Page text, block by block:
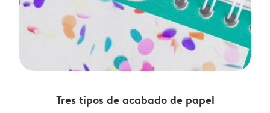
Tres tipos de acabado de papel